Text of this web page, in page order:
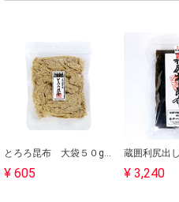
とろろ昆布 大袋５０g｜ミネラル豊富な健康食｜奥井海生堂【軽税８％】
¥ 605 ¥ 3,240